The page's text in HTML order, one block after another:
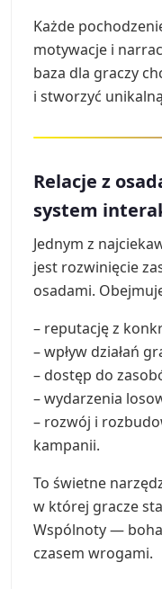
Każde
motywacje i
baza dla graczy
i stworzyć
Relacje z
system
Jednym z
jest rozwinięcie
osadami.
– reputację z
– wpływ działań
– dostęp do
– wydarzenia
– rozwój i
kampanii.
To świetne
w której gracze
Wspólnoty —
czasem wrogami.